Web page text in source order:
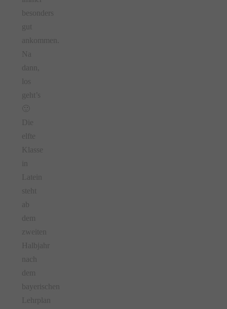
besonders
gut
ankommen.
Na
dann,
los
geht’s
🙂
Die
elfte
Klasse
Latein
steht
ab
dem
zweiten
Halbjahr
nach
dem
bayerischen
Lehrplan